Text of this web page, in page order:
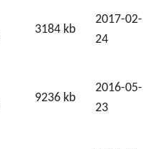
3184 kb
2017-02-
24
9236 kb
2016-05-
23